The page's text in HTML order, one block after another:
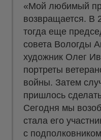
«Мой любимый
возвращается. В
тогда еще
совета Вологды
художник Олег
портреты
войны. Затем
пришлось
Сегодня мы
стала его
с